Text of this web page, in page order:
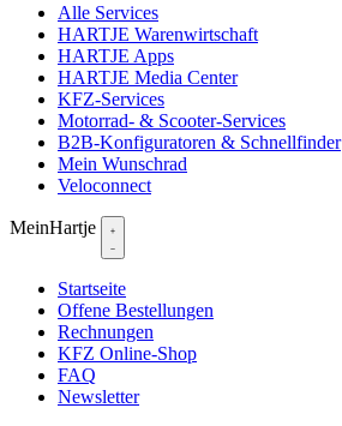
Alle Services
HARTJE Warenwirtschaft
HARTJE Apps
HARTJE Media Center
KFZ-Services
Motorrad- & Scooter-Services
B2B-Konfiguratoren & Schnellfinder
Mein Wunschrad
Veloconnect
MeinHartje
Startseite
Offene Bestellungen
Rechnungen
KFZ Online-Shop
FAQ
Newsletter